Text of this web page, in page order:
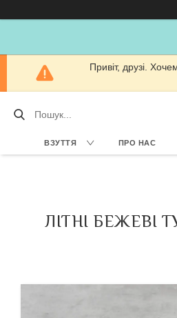
Привіт, друзі.
ВЗУТТЯ ПРО НАС
ЛІТНІ БЕЖЕВІ